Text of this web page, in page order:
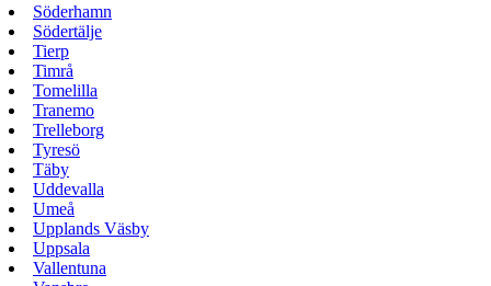
Söderhamn
Södertälje
Tierp
Timrå
Tomelilla
Tranemo
Trelleborg
Tyresö
Täby
Uddevalla
Umeå
Upplands Väsby
Uppsala
Vallentuna